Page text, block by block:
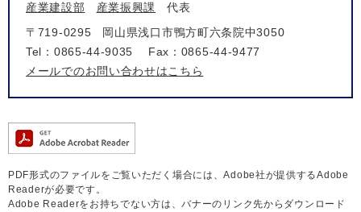
産業建設部 産業振興課
代表
〒719-0295
岡山県浅口市鴨方町六条院中3050
Tel：0865-44-9035
Fax：0865-44-9477
メールでのお問い合わせはこちら
PDF形式のファイルをご覧いただく場合には、Adobe社が提供するAdobe
Readerが必要です。
Adobe Readerをお持ちでない方は、バナーのリンク先からダウンロード